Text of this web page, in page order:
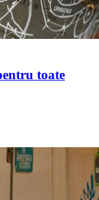
toate